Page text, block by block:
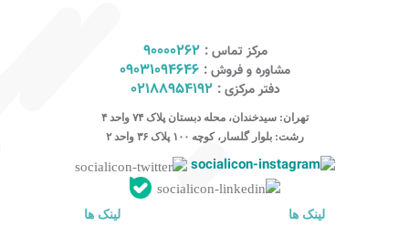
مرکز تماس : 90000262
مشاوره و فروش : 09031094646
دفتر مرکزی : 02188954192
تهران: سیدخندان، محله دبستان پلاک ۷۴ واحد ۴
رشت: بلوار گلسار، کوچه ۱۰۰ پلاک ۳۶ واحد ۲
لینک ها لینک ها